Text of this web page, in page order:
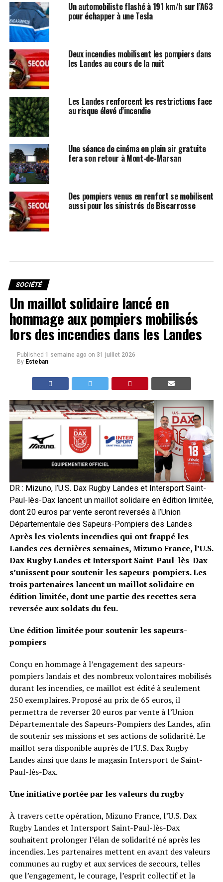
Un automobiliste flashé à 191 km/h sur l’A63
pour échapper à une Tesla
Deux incendies mobilisent les pompiers dans
les Landes au cours de la nuit
Les Landes renforcent les restrictions face
au risque élevé d’incendie
Une séance de cinéma en plein air gratuite
fera son retour à Mont-de-Marsan
Des pompiers venus en renfort se mobilisent
aussi pour les sinistrés de Biscarrosse
SOCIÉTÉ
Un maillot solidaire lancé en
hommage aux pompiers mobilisés
lors des incendies dans les Landes
Published 1 semaine ago on 31 juillet 2026
By Esteban
DR : Mizuno, l’U.S. Dax Rugby Landes et Intersport Saint-
Paul-lès-Dax lancent un maillot solidaire en édition limitée,
dont 20 euros par vente seront reversés à l’Union
Départementale des Sapeurs-Pompiers des Landes
Après les violents incendies qui ont frappé les
Landes ces dernières semaines, Mizuno France, l’U.S.
Dax Rugby Landes et Intersport Saint-Paul-lès-Dax
s’unissent pour soutenir les sapeurs-pompiers. Les
trois partenaires lancent un maillot solidaire en
édition limitée, dont une partie des recettes sera
reversée aux soldats du feu.
Une édition limitée pour soutenir les sapeurs-
pompiers
Conçu en hommage à l’engagement des sapeurs-
pompiers landais et des nombreux volontaires mobilisés
durant les incendies, ce maillot est édité à seulement
250 exemplaires. Proposé au prix de 65 euros, il
permettra de reverser 20 euros par vente à l’Union
Départementale des Sapeurs-Pompiers des Landes, afin
de soutenir ses missions et ses actions de solidarité. Le
maillot sera disponible auprès de l’U.S. Dax Rugby
Landes ainsi que dans le magasin Intersport de Saint-
Paul-lès-Dax.
Une initiative portée par les valeurs du rugby
À travers cette opération, Mizuno France, l’U.S. Dax
Rugby Landes et Intersport Saint-Paul-lès-Dax
souhaitent prolonger l’élan de solidarité né après les
incendies. Les partenaires mettent en avant des valeurs
communes au rugby et aux services de secours, telles
que l’engagement, le courage, l’esprit collectif et la